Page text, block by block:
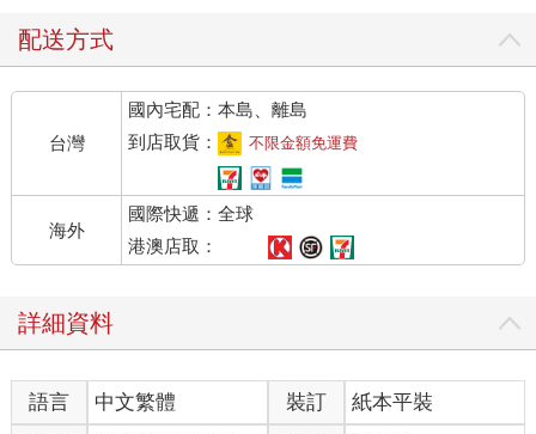
配送方式
台灣
國內宅配：本島、離島
到店取貨：
不限金額免運費
海外
國際快遞：全球
港澳店取：
詳細資料
語言 中文繁體 裝訂
紙本平裝